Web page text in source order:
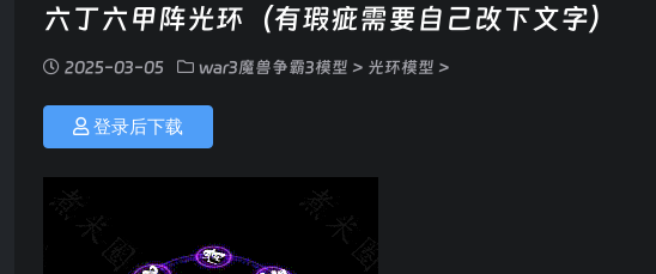
六丁六甲阵光环（有瑕疵需要自己改下文字）
2025-03-05 war3魔兽争霸3模型 > 光环模型 >
登录后下载